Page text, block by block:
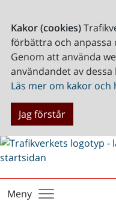
Kakor (cookies)
förbättra och anpassa
Genom att använda
användandet av dessa
Läs mer om kakor
Jag förstår
Meny